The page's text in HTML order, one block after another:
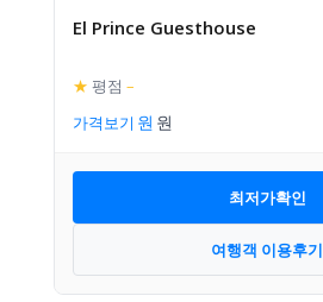
El Prince Guesthouse
★ 평점 –
가격보기
최저가확인
여행객 이용후기